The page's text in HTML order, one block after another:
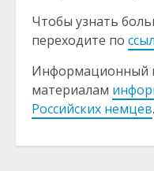
Чтобы узнать
переходите по
Информационный
материалам
Российских немцев.